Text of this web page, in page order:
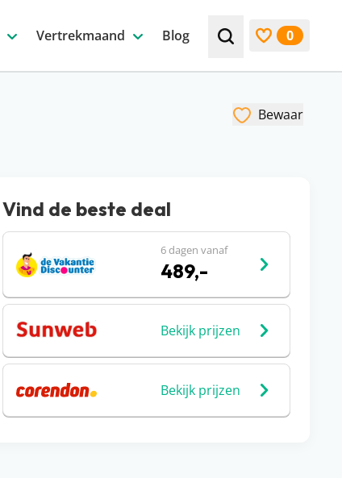
Vertrekmaand Blog Zoek bijv. een
0
Bewaar
Vind de beste deal
6 dagen vanaf
489,-
Bekijk prijzen
Bekijk prijzen